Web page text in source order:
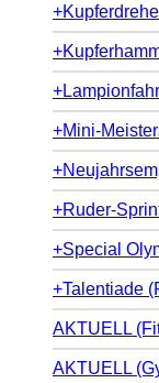
+Mini-
+Ruder-
+Special
+Talentiade
AKTUELL
AKTUELL